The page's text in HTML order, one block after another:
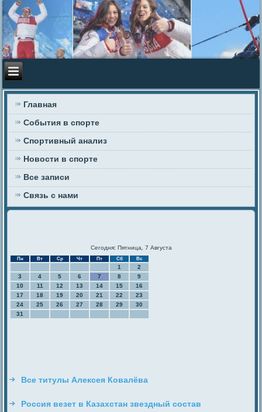
Главная
События в спорте
Спортивный анализ
Новости в спорте
Все записи
Связь с нами
Сегодня: Пятница, 7 Августа
Пн Вт Ср Чт Пт Сб Вс
1
2
3
4 5 6 7 8
9
10
11 12 13 14 15
16
17
18 19 20 21 22
23
24
25 26 27 28 29
30
31
Все титулы Алексея Ковалёва
Россия везет в Казахстан звездный состав